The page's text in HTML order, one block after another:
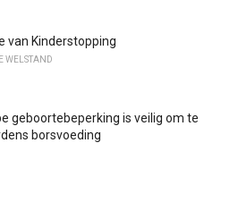
van Kinderstopping
WELSTAND
geboortebeperking is veilig om te
borsvoeding